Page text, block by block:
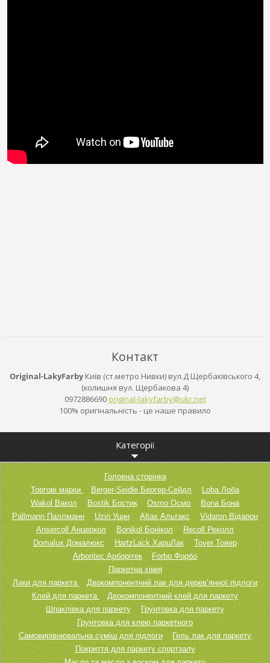
Контакт
Original-LakyFarby Київ (ст.метро Нивки) вул.Д Щербаківського 4,
(колишня вул. Щербакова 4)
0972886690 original-lakyfarby@ukr.net
100% оригінальність - це наше правило
Категорії
Головна сторінка
Торгові марки
Berger-Seidle Бергер-Сейдл
Loba Лоба
Wakol Вакол
Bostik Бостик Osmo Осмо
Bona Бона
Pallmann Паллманн
Uzin Уцин Altax Альтакс
Vidaron Відарон
Ansercoll Анцеркол
Bonikol Бонікол
Recoll Реколл
Domalux Домалюкс
HartzLack ХарцЛак
Tover Товер
Arboritec Арборітек
Forbo Форбо
Паркетна хімія
Лаки для паркета
Двокомпонентний лак для дерев’янної підлоги
Клей для паркета
Двокомпонентний клей для паркету
Шпаклівка для паркету
Грунтовка для паркету
Грунтовка для клею паркетного
Самовирівнювальна суміш для підлоги
Гель лак для паркету
Покриття для паркету спортзалу